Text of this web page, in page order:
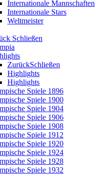
Internationale Mannschaften
Internationale Stars
Weltmeister
Schließen
ZurückSchließen
Highlights
Highlights
Spiele 1896
Spiele 1900
Spiele 1904
Spiele 1906
Spiele 1908
Spiele 1912
Spiele 1920
Spiele 1924
Spiele 1928
Spiele 1932